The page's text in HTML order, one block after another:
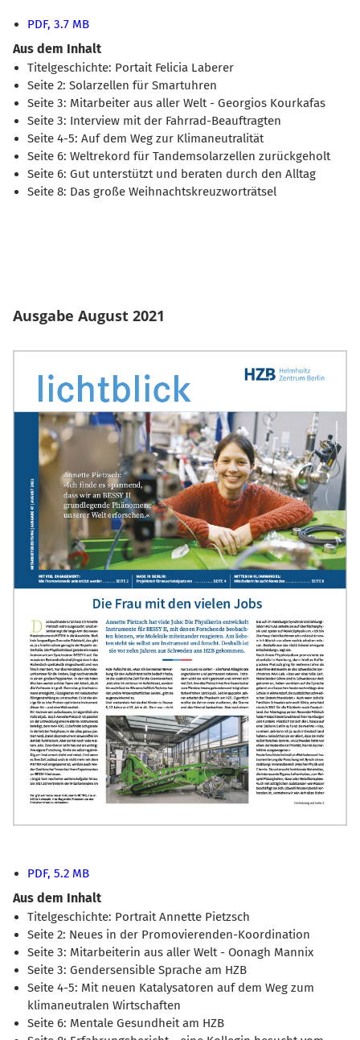
PDF, 3.7 MB
Aus dem Inhalt
Titelgeschichte: Portait Felicia Laberer
Seite 2: Solarzellen für Smartuhren
Seite 3: Mitarbeiter aus aller Welt - Georgios Kourkafas
Seite 3: Interview mit der Fahrrad-Beauftragten
Seite 4-5: Auf dem Weg zur Klimaneutralität
Seite 6: Weltrekord für Tandemsolarzellen zurückgeholt
Seite 6: Gut unterstützt und beraten durch den Alltag
Seite 8: Das große Weihnachtskreuzworträtsel
Ausgabe August 2021
PDF, 5.2 MB
Aus dem Inhalt
Titelgeschichte: Portrait Annette Pietzsch
Seite 2: Neues in der Promovierenden-Koordination
Seite 3: Mitarbeiterin aus aller Welt - Oonagh Mannix
Seite 3: Gendersensible Sprache am HZB
Seite 4-5: Mit neuen Katalysatoren auf dem Weg zum
klimaneutralen Wirtschaften
Seite 6: Mentale Gesundheit am HZB